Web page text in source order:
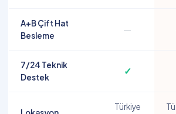
A+B Çift Hat
Besleme
—
7/24 Teknik
Destek
✓
Türkiye